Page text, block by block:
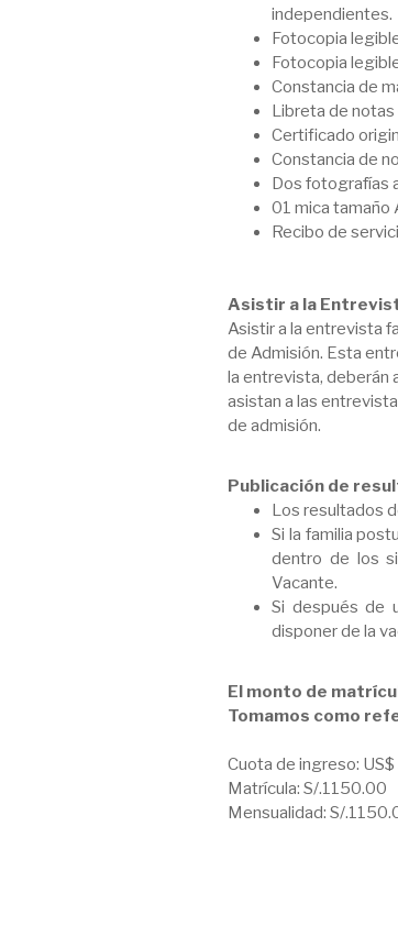
independientes.
Fotocopia
Fotocopia
Constancia de
Libreta de
Certificado
Constancia de
Dos fotografías
01 mica tamaño
Recibo de
Asistir a la
Asistir a la entrevista
de Admisión. Esta
la entrevista, deberán
asistan a las
de admisión.
Publicación de
Los resultados
Si la familia
dentro de los
Vacante.
Si después de
disponer de la
El monto de
Tomamos como
Cuota de ingreso:
Matrícula: S/.1150.00
Mensualidad: S/